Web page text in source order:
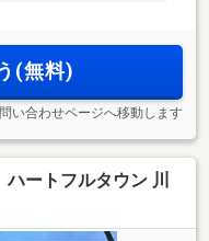
(無料)
い合わせページへ移動します
ートフルタウン 川